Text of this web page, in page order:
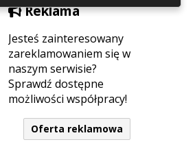
Reklama
Jesteś zainteresowany
zareklamowaniem się w
naszym serwisie?
Sprawdź dostępne
możliwości współpracy!
Oferta reklamowa